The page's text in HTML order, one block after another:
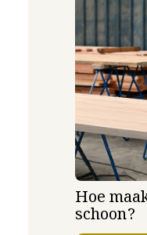
Hoe
schoon?